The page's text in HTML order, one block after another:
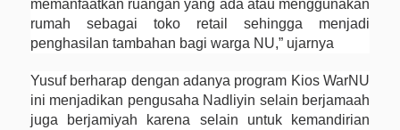
memanfaatkan ruangan yang ada atau menggunakan
rumah sebagai toko retail sehingga menjadi
penghasilan tambahan bagi warga NU,” ujarnya
Yusuf berharap dengan adanya program Kios WarNU
ini menjadikan pengusaha Nadliyin selain berjamaah
juga berjamiyah karena selain untuk kemandirian